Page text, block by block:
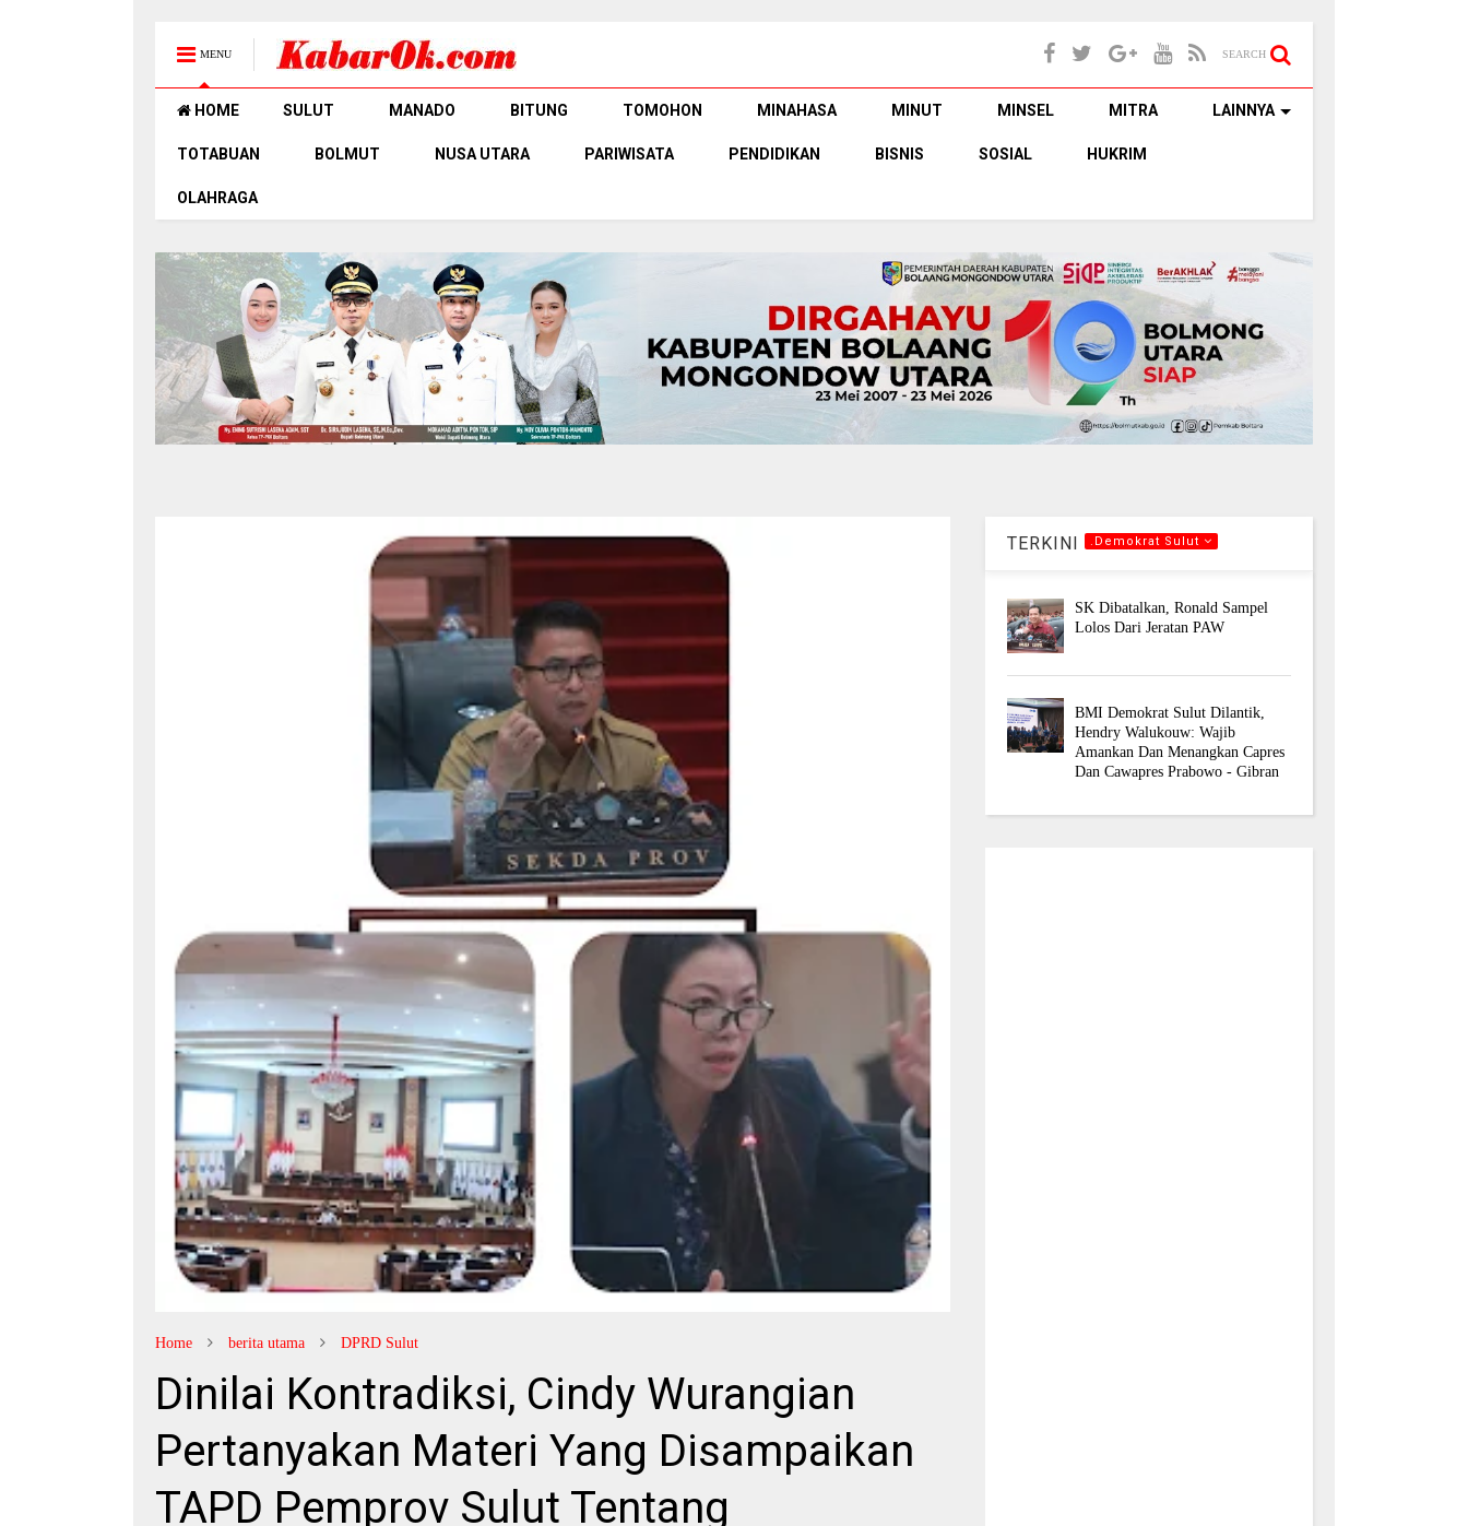
MENU SEARCH
HOME SULUT MANADO BITUNG TOMOHON MINAHASA MINUT MINSEL MITRA LAINNYA
TOTABUAN BOLMUT NUSA UTARA PARIWISATA PENDIDIKAN BISNIS SOSIAL HUKRIM
OLAHRAGA
Home berita utama DPRD Sulut
Dinilai Kontradiksi, Cindy Wurangian
Pertanyakan Materi Yang Disampaikan
TAPD Pemprov Sulut Tentang
TERKINI .Demokrat Sulut
SK Dibatalkan, Ronald Sampel
Lolos Dari Jeratan PAW
BMI Demokrat Sulut Dilantik,
Hendry Walukouw: Wajib
Amankan Dan Menangkan Capres
Dan Cawapres Prabowo - Gibran